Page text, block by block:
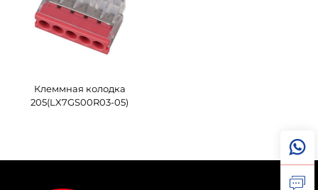
Клеммная колодка
205(LX7GS00R03-05)